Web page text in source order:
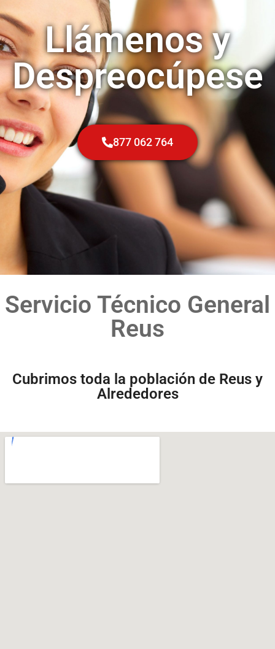
Llámenos y
Despreocúpese
877 062 764
Servicio Técnico General
Reus
Cubrimos toda la población de Reus y
Alrededores